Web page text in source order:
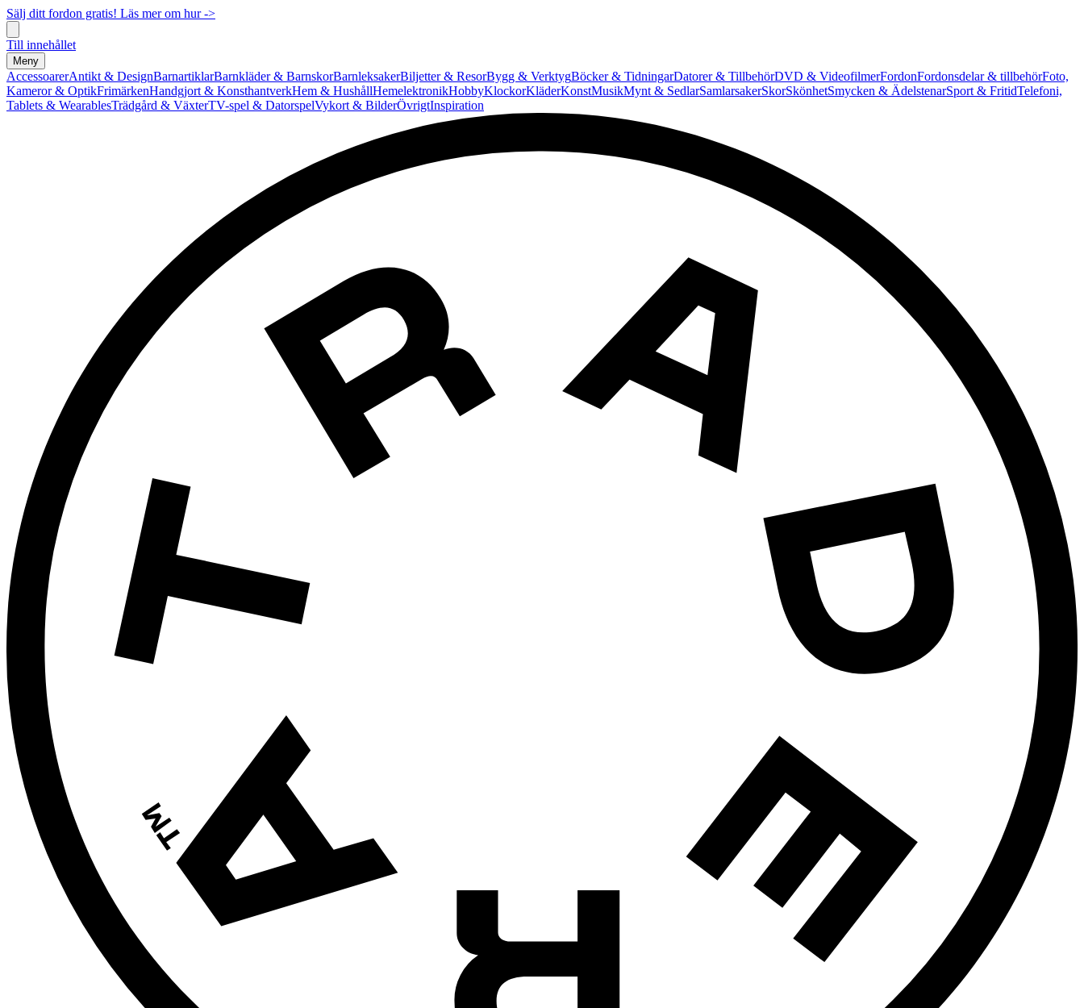
Sälj ditt fordon gratis! Läs mer om hur ->
Till innehållet
Meny
AccessoarerAntikt & DesignBarnartiklarBarnkläder & BarnskorBarnleksakerBiljetter & ResorBygg & VerktygBöcker & TidningarDatorer & TillbehörDVD & VideofilmerFordonFordonsdelar & tillbehörFoto,
Kameror & OptikFrimärkenHandgjort & KonsthantverkHem & HushållHemelektronikHobbyKlockorKläderKonstMusikMynt & SedlarSamlarsakerSkorSkönhetSmycken & ÄdelstenarSport & FritidTelefoni,
Tablets & WearablesTrädgård & VäxterTV-spel & DatorspelVykort & BilderÖvrigtInspiration